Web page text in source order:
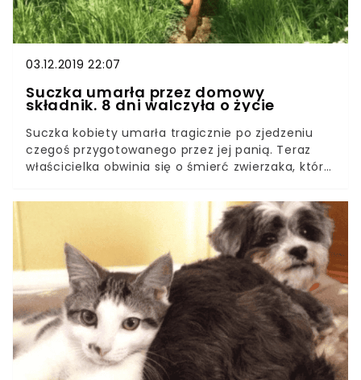
jest fanem ziemniaków. Zupełnie inne podejście
ma Mishka, pies rodziny.
03.12.2019 22:07
Suczka umarła przez domowy
składnik. 8 dni walczyła o życie
Suczka kobiety umarła tragicznie po zjedzeniu
czegoś przygotowanego przez jej panią. Teraz
właścicielka obwinia się o śmierć zwierzaka, który
tydzień. Kobieta nie miała pojęcia, że ten składnik
jest tak szkodliwy dla zwierząt. Teraz chce
ostrzec wszystkich posiadaczy psów, by uważali
na to, co jedzą ich pupile. Wiemy, że są rzeczy,
których pod żadnym pozorem nie można dawać
zwierzakom. Należy do nich między innymi
czekolada. To powszechna wiedza, więc
właściciele psów pilnują, by ich pupile się do niej
nie dorwały. Jednak nasze psy, tak jak ta suczka,
uwielbiają słodkości. Dlatego czasami dajemy im
słodycze, które, jak nam się wydaje, im nie